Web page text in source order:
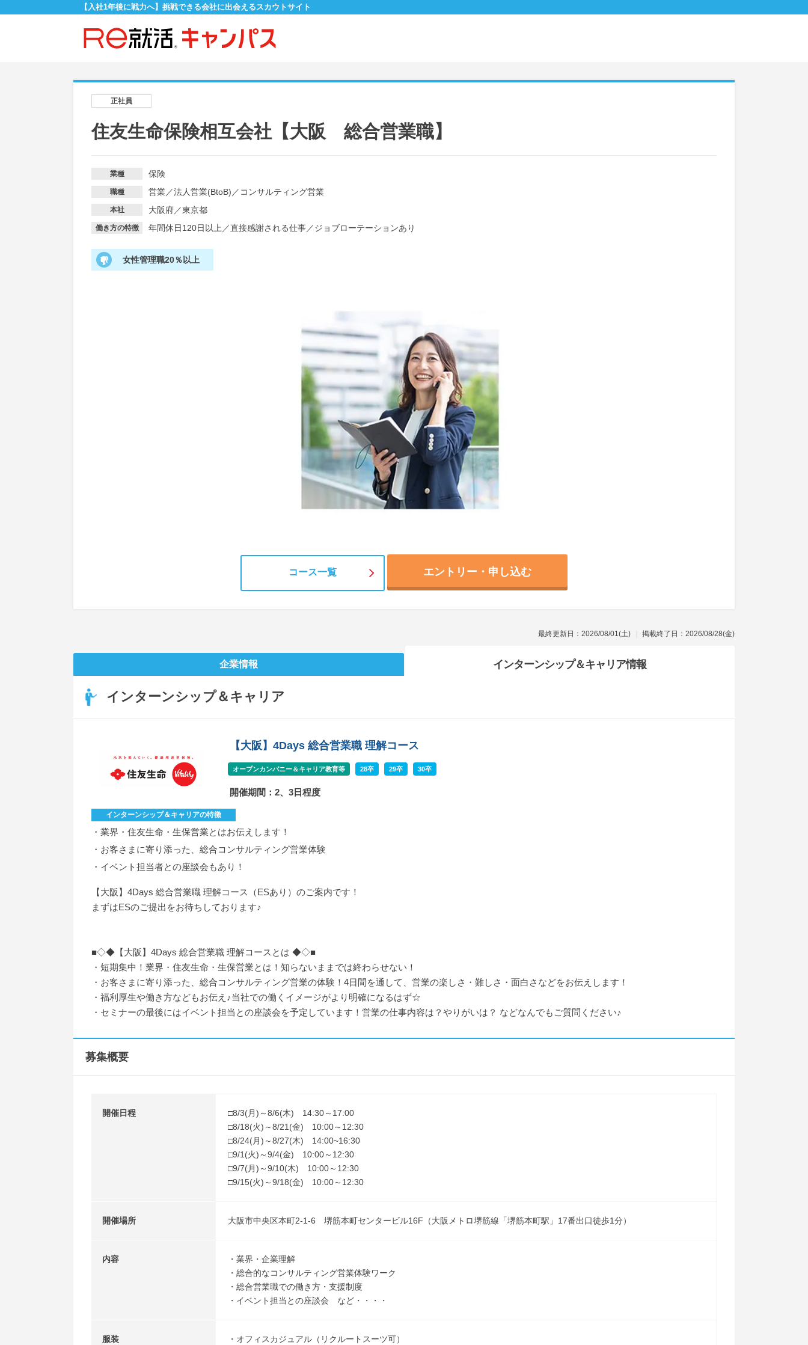
【入社1年後に戦力へ】挑戦できる会社に出会えるスカウトサイト
正社員
住友生命保険相互会社【大阪 総合営業職】
業種 保険
職種 営業／法人営業(BtoB) ／ コンサルティング営業
本社 大阪府／東京都
働き方の特徴 年間休日120日以上 ／直接感謝される仕事／ジョブローテーションあり
女性管理職20％以上
コース一覧 エントリー・申し込む
最終更新日：2026/08/01(土) 掲載終了日：2026/08/28(金)
企業情報 インターンシップ＆キャリア情報
インターンシップ＆キャリア
【大阪】4Days 総合営業職 理解コース
オープンカンパニー＆キャリア教育等 28卒 29卒 30卒
開催期間：2、3日程度
インターンシップ＆キャリアの特徴
・業界・住友生命・生保営業とはお伝えします！
・お客さまに寄り添った、総合コンサルティング営業体験
・イベント担当者との座談会もあり！
【大阪】4Days 総合営業職 理解コース（ESあり）のご案内です！
まずはESのご提出をお待ちしております♪
■◇◆【大阪】4Days 総合営業職 理解コースとは ◆◇■
・短期集中！業界・住友生命・生保営業とは！知らないままでは終わらせない！
・お客さまに寄り添った、総合コンサルティング営業の体験！4日間を通して、営業の楽しさ・難しさ・面白さなどをお伝えします！
・福利厚生や働き方などもお伝え♪当社での働くイメージがより明確になるはず☆
・セミナーの最後にはイベント担当との座談会を予定しています！営業の仕事内容は？やりがいは？ などなんでもご質問ください♪
募集概要
開催日程
□8/3(月)～8/6(木) 14:30～17:00
□8/18(火)～8/21(金) 10:00～12:30
□8/24(月)～8/27(木) 14:00~16:30
□9/1(火)～9/4(金) 10:00～12:30
□9/7(月)～9/10(木) 10:00～12:30
□9/15(火)～9/18(金) 10:00～12:30
開催場所 大阪市中央区本町2-1-6 堺筋本町センタービル16F（大阪メトロ堺筋線「堺筋本町駅」17番出口徒歩1分）
内容
・業界・企業理解
・総合的なコンサルティング営業体験ワーク
・総合営業職での働き方・支援制度
・イベント担当との座談会 など・・・・
服装 ・オフィスカジュアル（リクルートスーツ可）